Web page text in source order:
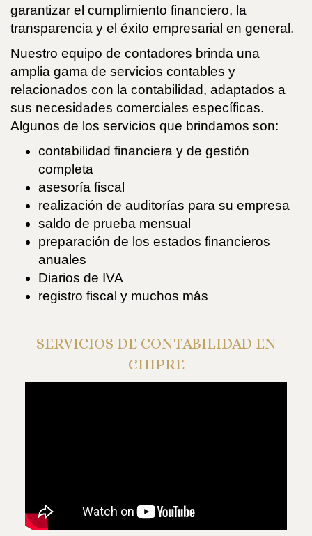
garantizar el cumplimiento financiero, la
transparencia y el éxito empresarial en general.
Nuestro equipo de contadores brinda una
amplia gama de servicios contables y
relacionados con la contabilidad, adaptados a
sus necesidades comerciales específicas.
Algunos de los servicios que brindamos son:
contabilidad financiera y de gestión
completa
asesoría fiscal
realización de auditorías para su empresa
saldo de prueba mensual
preparación de los estados financieros
anuales
Diarios de IVA
registro fiscal y muchos más
SERVICIOS DE CONTABILIDAD EN
CHIPRE